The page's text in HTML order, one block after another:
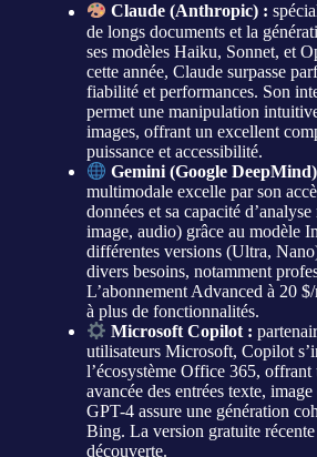
Claude (Anthropic) :
de longs documents et la
ses modèles Haiku, Sonnet, et
cette année, Claude surpasse
fiabilité et performances. Son
permet une manipulation
images, offrant un excellent
puissance et accessibilité.
Gemini (Google
multimodale excelle par son
données et sa capacité
image, audio) grâce au modèle
différentes versions (Ultra,
divers besoins, notamment
L’abonnement Advanced à 20
à plus de fonctionnalités.
Microsoft Copilot :
utilisateurs Microsoft, Copilot
l’écosystème Office 365, offrant
avancée des entrées texte,
GPT-4 assure une génération
Bing. La version gratuite
découverte.